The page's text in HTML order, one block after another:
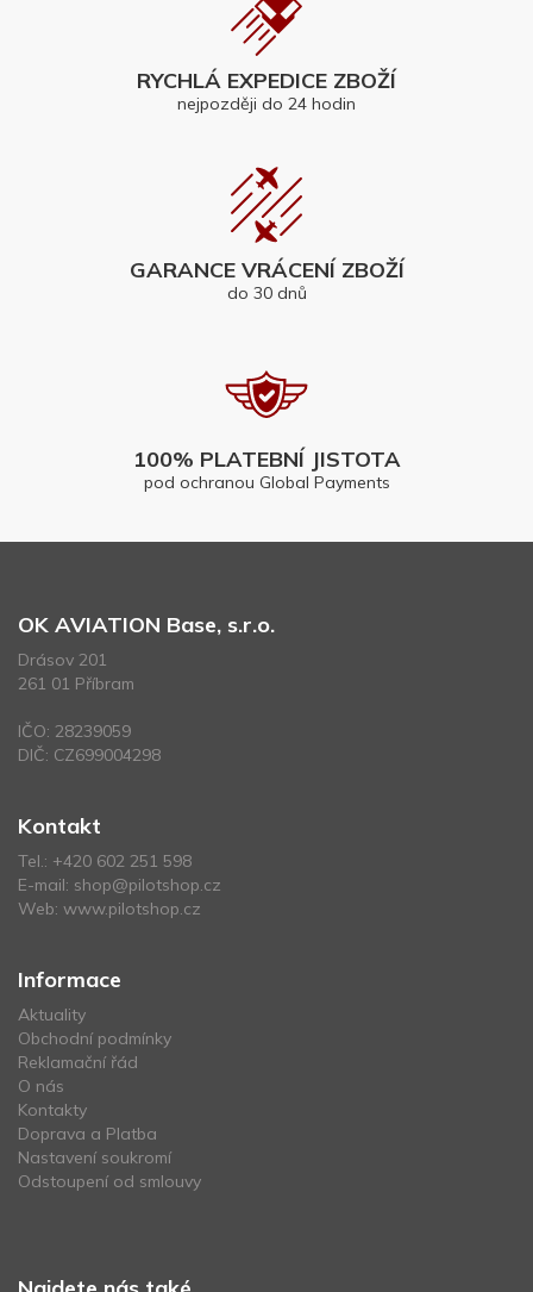
RYCHLÁ EXPEDICE ZBOŽÍ
nejpozději do 24 hodin
GARANCE VRÁCENÍ ZBOŽÍ
do 30 dnů
100% PLATEBNÍ JISTOTA
pod ochranou Global Payments
OK AVIATION Base, s.r.o.
Drásov 201
261 01 Příbram
IČO: 28239059
DIČ: CZ699004298
Kontakt
Tel.: +420 602 251 598
E-mail: shop@pilotshop.cz
Web: www.pilotshop.cz
Informace
Aktuality
Obchodní podmínky
Reklamační řád
O nás
Kontakty
Doprava a Platba
Nastavení soukromí
Odstoupení od smlouvy